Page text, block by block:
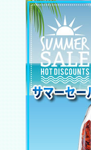
ティ・カギ関連商品・